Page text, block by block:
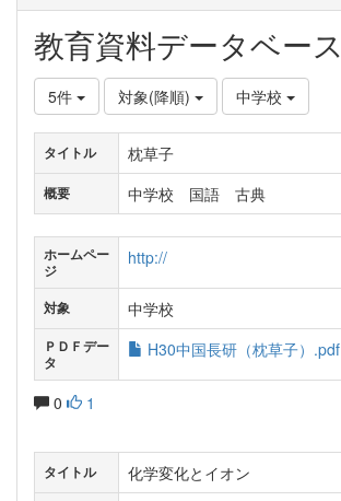
教育資料データベース
5件 対象(降順) 中学校
タイトル 枕草子
概要 中学校 国語 古典
ホームペー
ジ
http://
対象 中学校
ＰＤＦデー
タ
H30中国長研（枕草子）.pdf
0 1
タイトル 化学変化とイオン